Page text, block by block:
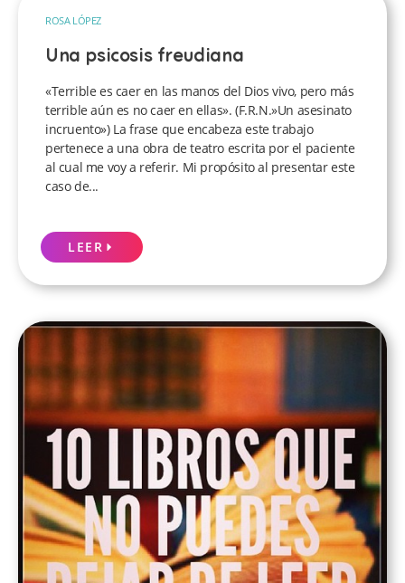
ROSA LÓPEZ
Una psicosis freudiana
«Terrible es caer en las manos del Dios vivo, pero más
terrible aún es no caer en ellas». (F.R.N.»Un asesinato
incruento») La frase que encabeza este trabajo
pertenece a una obra de teatro escrita por el paciente
al cual me voy a referir. Mi propósito al presentar este
caso de...
LEER